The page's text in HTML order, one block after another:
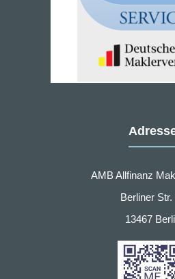
AMB Allfinanz
Berliner Str.
13467